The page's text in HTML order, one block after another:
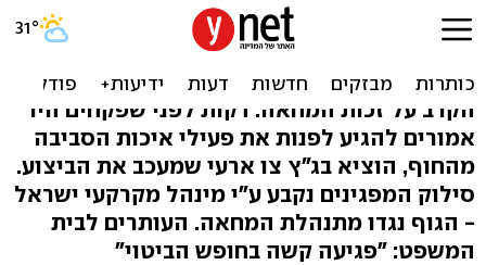
ברגע האחרון: בג"ץ עיכב פינוי
מאהל נחשולים
הקרב על זכות המחאה: דקות לפני שפקחים היו
אמורים להגיע לפנות את פעילי איכות הסביבה
מהחוף, הוציא בג"ץ צו ארעי שמעכב את הביצוע.
סילוק המפגינים נקבע ע"י מינהל מקרקעי ישראל
- הגוף נגדו מתנהלת המחאה. העותרים לבית
המשפט: "פגיעה קשה בחופש הביטוי"